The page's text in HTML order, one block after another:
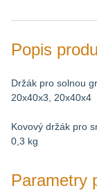
Popis
Držák pro solnou
20x40x3, 20x40x4
Kovový držák pro
0,3 kg
Parametry